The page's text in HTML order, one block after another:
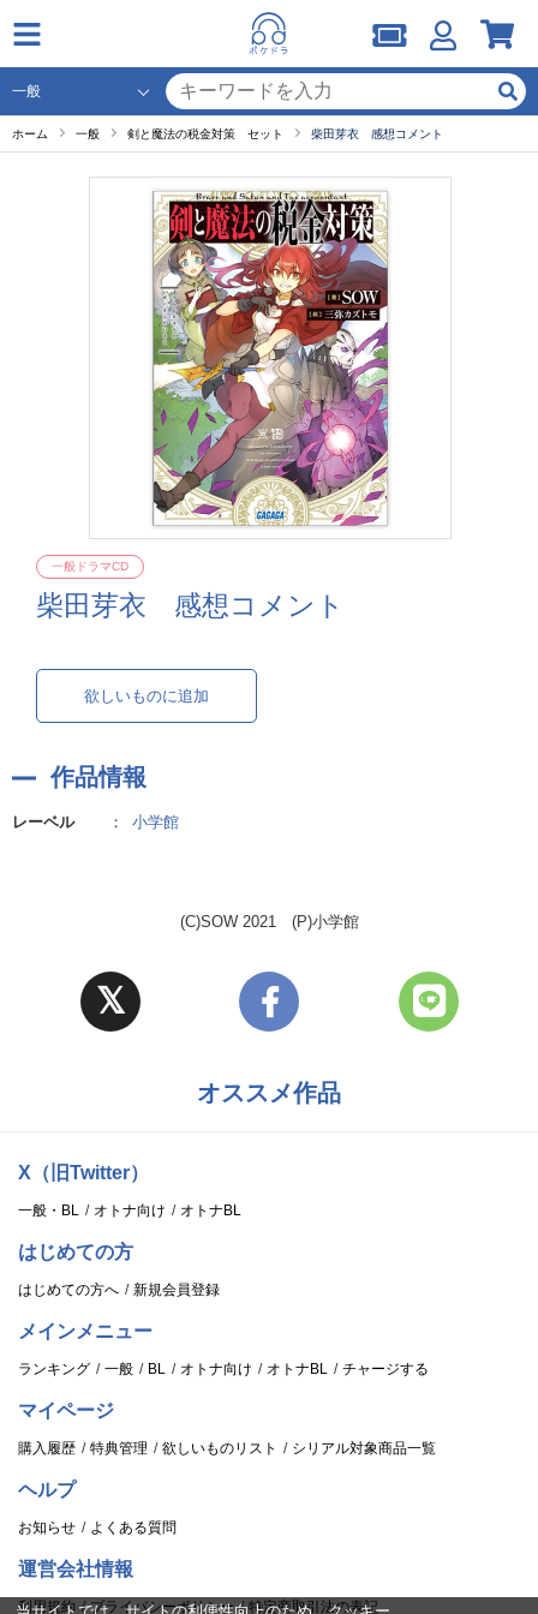
ホーム 一般 剣と魔法の税金対策 セット 柴田芽衣 感想コメント
柴田芽衣 感想コメント
一般ドラマCD
欲しいものに追加
作品情報
レーベル ： 小学館
(C)SOW 2021 (P)小学館
オススメ作品
X（旧Twitter）
一般・BL オトナ向け オトナBL
はじめての方
はじめての方へ 新規会員登録
メインメニュー
ランキング 一般 BL オトナ向け オトナBL チャージする
マイページ
購入履歴 特典管理 欲しいものリスト シリアル対象商品一覧
ヘルプ
お知らせ よくある質問
運営会社情報
利用規約 プライバシーポリシー 特定商取引法の表記